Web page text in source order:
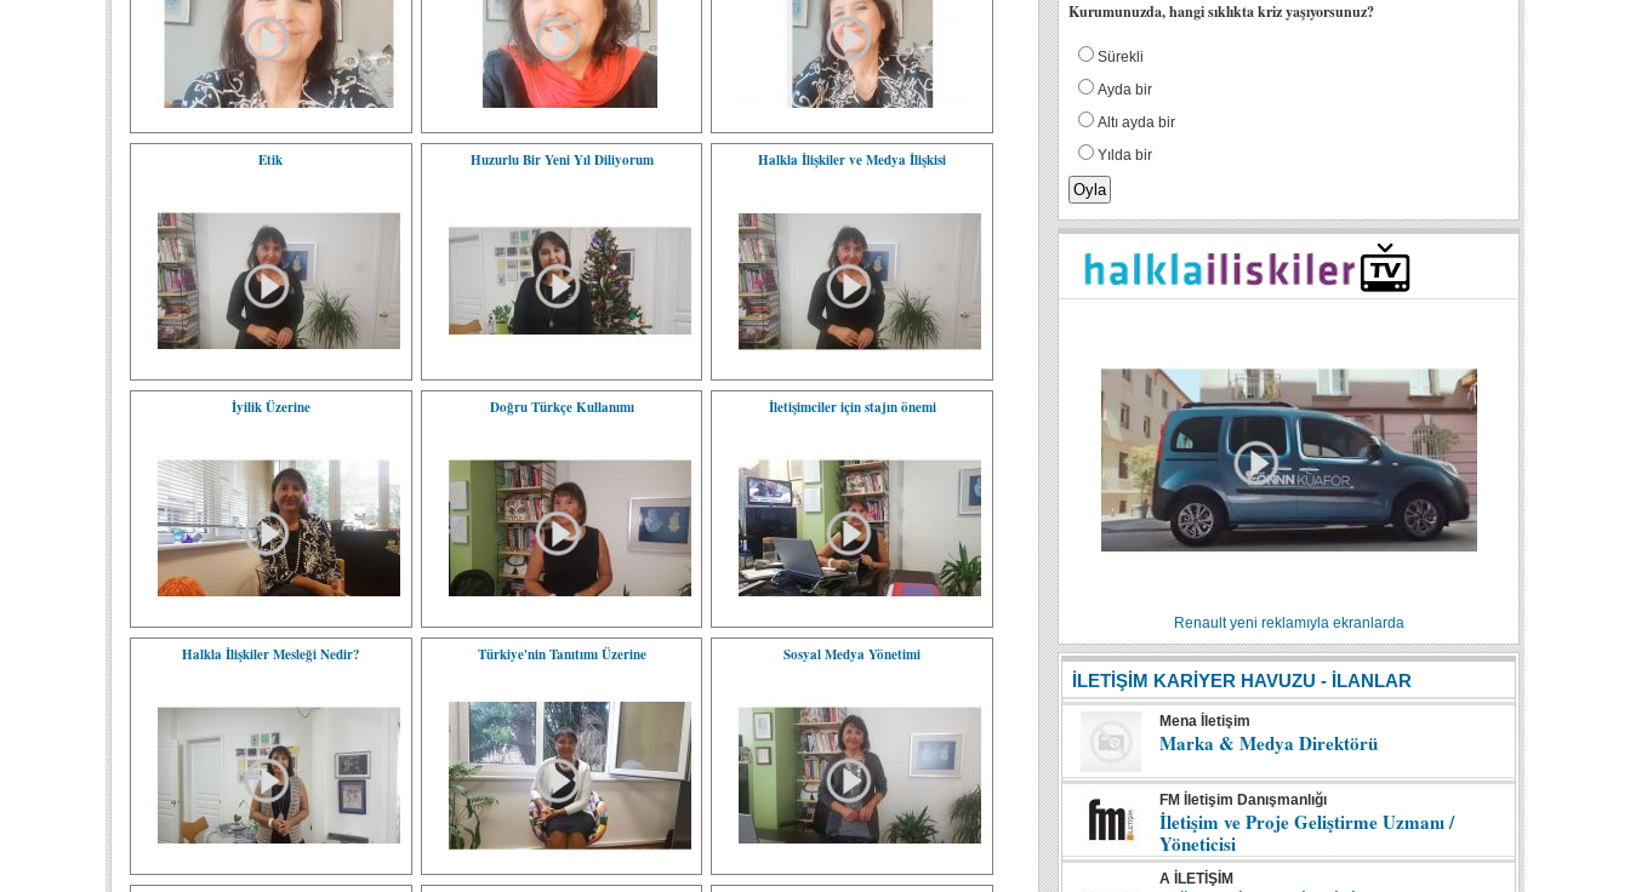
Etik Huzurlu Bir Yeni Yıl Diliyorum Halkla İlişkiler ve Medya İlişkisi
İyilik Üzerine Doğru Türkçe Kullanımı İletişimciler için stajın önemi
Halkla İlişkiler Mesleği Nedir? Türkiye'nin Tanıtımı Üzerine Sosyal Medya Yönetimi
Kurumunuzda, hangi sıklıkta kriz yaşıyorsunuz?
Sürekli
Ayda bir
Altı ayda bir
Yılda bir
Renault yeni reklamıyla ekranlarda
İLETİŞİM KARİYER HAVUZU - İLANLAR
Mena İletişim
Marka & Medya Direktörü
FM İletişim Danışmanlığı
İletişim ve Proje Geliştirme Uzmanı /
Yöneticisi
A İLETİŞİM